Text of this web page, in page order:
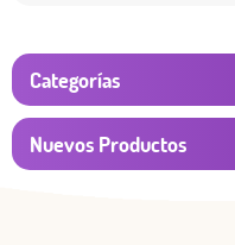
Categorías
Nuevos Productos